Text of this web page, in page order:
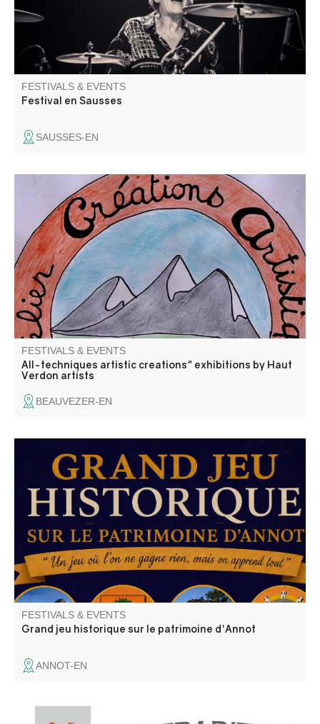
FESTIVALS & EVENTS
Festival en Sausses
SAUSSES-EN
Come and admire the creations of artists from the Haut
Verdon workshop. Theme: "On un pas de danse et un air
de musique!
FESTIVALS & EVENTS
All-techniques artistic creations" exhibitions by Haut
Verdon artists
BEAUVEZER-EN
Annot : le patrimoine en questions. Découvrez Annot
autrement ! "Le seul jeu où l'on à tout à apprendre… et
rien à gagner!
FESTIVALS & EVENTS
Grand jeu historique sur le patrimoine d'Annot
ANNOT-EN